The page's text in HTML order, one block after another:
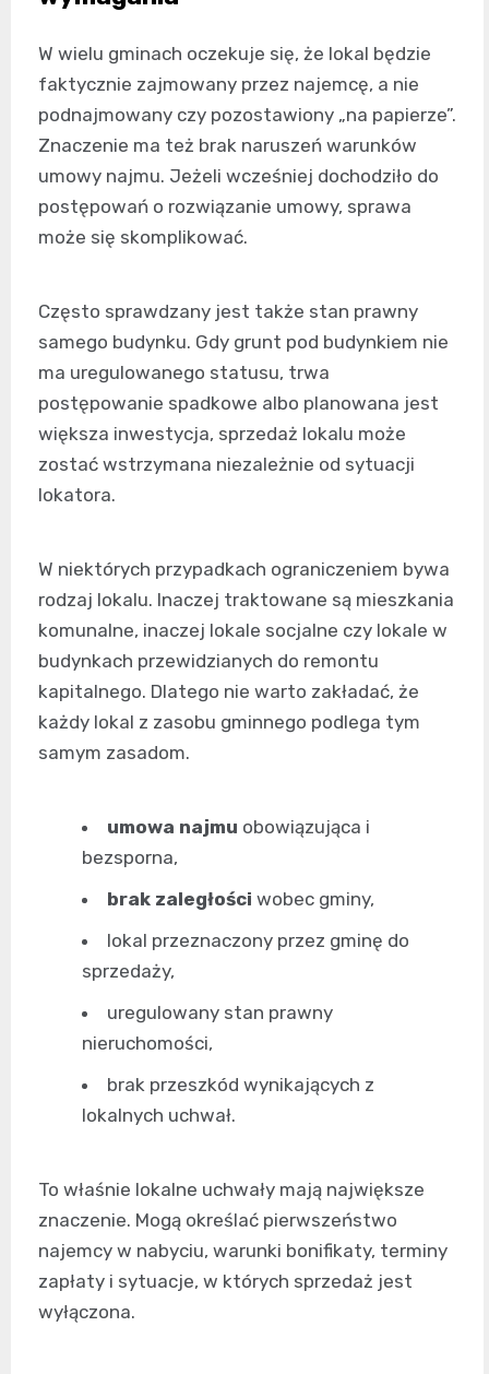
W wielu gminach oczekuje się, że lokal będzie
faktycznie zajmowany przez najemcę, a nie
podnajmowany czy pozostawiony „na papierze”.
Znaczenie ma też brak naruszeń warunków
umowy najmu. Jeżeli wcześniej dochodziło do
postępowań o rozwiązanie umowy, sprawa
może się skomplikować.
Często sprawdzany jest także stan prawny
samego budynku. Gdy grunt pod budynkiem nie
ma uregulowanego statusu, trwa
postępowanie spadkowe albo planowana jest
większa inwestycja, sprzedaż lokalu może
zostać wstrzymana niezależnie od sytuacji
lokatora.
W niektórych przypadkach ograniczeniem bywa
rodzaj lokalu. Inaczej traktowane są mieszkania
komunalne, inaczej lokale socjalne czy lokale w
budynkach przewidzianych do remontu
kapitalnego. Dlatego nie warto zakładać, że
każdy lokal z zasobu gminnego podlega tym
samym zasadom.
umowa najmu obowiązująca i
bezsporna,
brak zaległości wobec gminy,
lokal przeznaczony przez gminę do
sprzedaży,
uregulowany stan prawny
nieruchomości,
brak przeszkód wynikających z
lokalnych uchwał.
To właśnie lokalne uchwały mają największe
znaczenie. Mogą określać pierwszeństwo
najemcy w nabyciu, warunki bonifikaty, terminy
zapłaty i sytuacje, w których sprzedaż jest
wyłączona.